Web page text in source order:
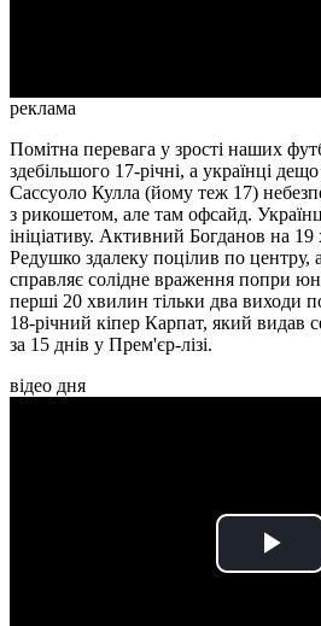
реклама
Помітна перевага у зрості наших
здебільшого 17-річні, а українці
Сассуоло Кулла (йому теж 17)
з рикошетом, але там офсайд.
ініціативу. Активний Богданов на 19
Редушко здалеку поцілив по центру,
справляє солідне враження попри
перші 20 хвилин тільки два виходи
18-річний кіпер Карпат, який видав
за 15 днів у Прем'єр-лізі.
відео дня